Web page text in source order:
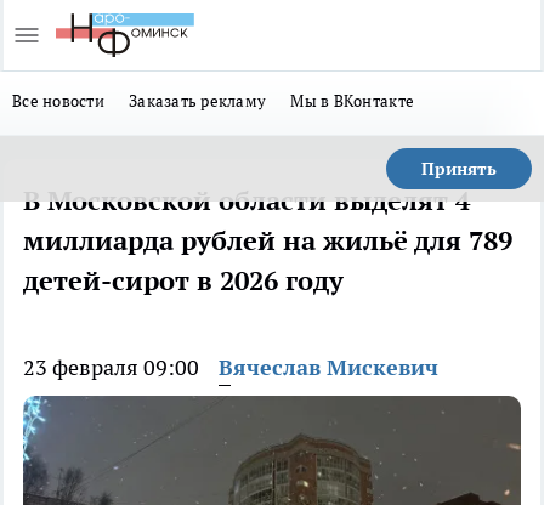
Все новости Заказать рекламу Мы в ВКонтакте
Принять
В Московской области выделят 4
миллиарда рублей на жильё для 789
детей-сирот в 2026 году
23 февраля 09:00 Вячеслав Мискевич